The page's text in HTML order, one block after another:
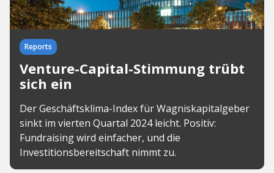
Reports
Venture-Capital-Stimmung trübt
sich ein
Der Geschäftsklima-Index für Wagniskapitalgeber
sinkt im vierten Quartal 2024 leicht. Positiv:
Fundraising wird einfacher, und die
Investitionsbereitschaft nimmt zu.